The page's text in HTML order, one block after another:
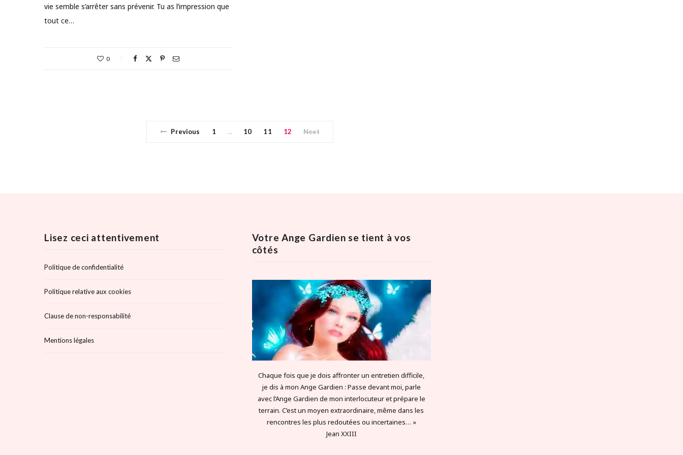
vie semble s’arrêter sans prévenir. Tu as l’impression que
tout ce…
0
Previous 1 10 11 12 Next
Lisez ceci attentivement
Politique de confidentialité
Politique relative aux cookies
Clause de non-responsabilité
Mentions légales
Votre Ange Gardien se tient à vos
côtés
Chaque fois que je dois affronter un entretien difficile,
je dis à mon Ange Gardien : Passe devant moi, parle
avec l’Ange Gardien de mon interlocuteur et prépare le
terrain. C’est un moyen extraordinaire, même dans les
rencontres les plus redoutées ou incertaines… »
Jean XXIII